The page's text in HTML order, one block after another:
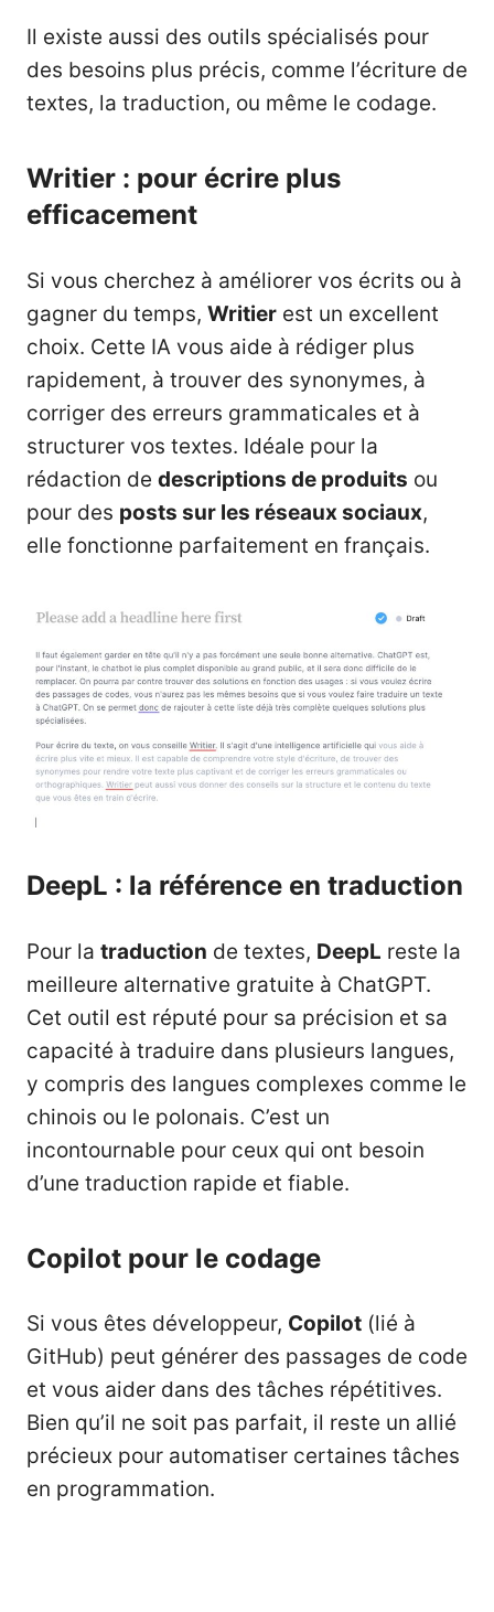
Il existe aussi des outils spécialisés pour
des besoins plus précis, comme l’écriture de
textes, la traduction, ou même le codage.
Writier : pour écrire plus
efficacement
Si vous cherchez à améliorer vos écrits ou à
gagner du temps, Writier est un excellent
choix. Cette IA vous aide à rédiger plus
rapidement, à trouver des synonymes, à
corriger des erreurs grammaticales et à
structurer vos textes. Idéale pour la
rédaction de descriptions de produits ou
pour des posts sur les réseaux sociaux,
elle fonctionne parfaitement en français.
DeepL : la référence en traduction
Pour la traduction de textes, DeepL reste la
meilleure alternative gratuite à ChatGPT.
Cet outil est réputé pour sa précision et sa
capacité à traduire dans plusieurs langues,
y compris des langues complexes comme le
chinois ou le polonais. C’est un
incontournable pour ceux qui ont besoin
d’une traduction rapide et fiable.
Copilot pour le codage
Si vous êtes développeur, Copilot (lié à
GitHub) peut générer des passages de code
et vous aider dans des tâches répétitives.
Bien qu’il ne soit pas parfait, il reste un allié
précieux pour automatiser certaines tâches
en programmation.